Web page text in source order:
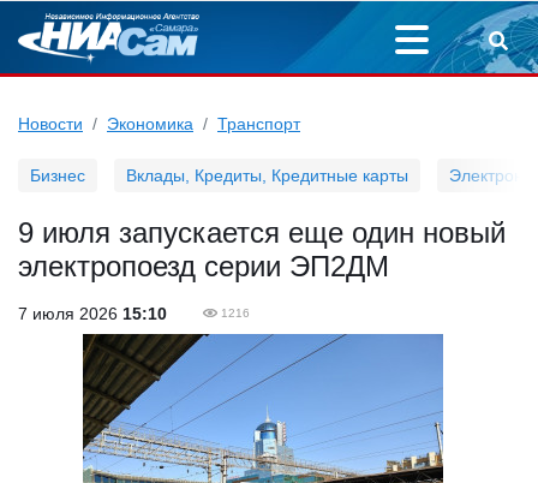
Новости Экономика Транспорт
Бизнес Вклады, Кредиты, Кредитные карты
9 июля запускается еще один новый
электропоезд серии ЭП2ДМ
7 июля 2026 15:10 1216